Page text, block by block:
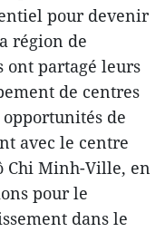
pour devenir
région de
ont partagé leurs
de centres
de
avec le centre
Minh-Ville, en
pour le
dans le